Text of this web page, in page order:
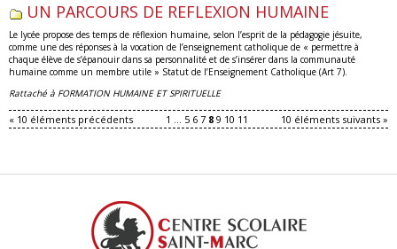
UN PARCOURS DE REFLEXION HUMAINE
Le lycée propose des temps de réflexion humaine, selon l’esprit de la pédagogie jésuite,
comme une des réponses à la vocation de l’enseignement catholique de « permettre à
chaque élève de s’épanouir dans sa personnalité et de s’insérer dans la communauté
humaine comme un membre utile » Statut de l’Enseignement Catholique (Art 7).
Rattaché à FORMATION HUMAINE ET SPIRITUELLE
« 10 éléments précédents 10 éléments suivants »
1 ... 5 6 7 8 9 10 11